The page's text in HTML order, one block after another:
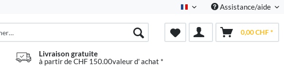
FranzösischAssistance/aide
0,00 CHF *
Livraison gratuite
à partir de CHF 150.00valeur d' achat *